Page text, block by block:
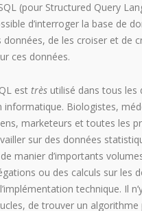
(pour Structured Query
d’interroger la base de
données, de les croiser et de
ces données.
est très utilisé dans tous les
informatique. Biologistes,
marketeurs et toutes les
sur des données
manier d’importants
ou des calculs sur les
technique. Il
de trouver un